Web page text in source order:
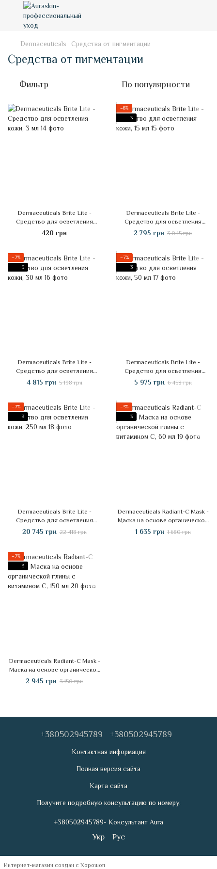
Dermaceuticals Средства от пигментации
Средства от пигментации
Фильтр По популярности
Dermaceuticals Brite Lite -
Средство для осветления
кожи, 3 мл
420 грн
−8%
3
Dermaceuticals Brite Lite -
Средство для осветления
кожи, 15 мл
2 795 грн 3 045 грн
−7%
3
Dermaceuticals Brite Lite -
Средство для осветления
кожи, 30 мл
4 815 грн 5 198 грн
−7%
3
Dermaceuticals Brite Lite -
Средство для осветления
кожи, 50 мл
5 975 грн 6 458 грн
−7%
3
Dermaceuticals Brite Lite -
Средство для осветления
кожи, 250 мл
20 745 грн 22 418 грн
−3%
3
Dermaceuticals Radiant-C Mask -
Маска на основе органической
глины с витамином C, 60 мл
1 635 грн 1 680 грн
−7%
3
Dermaceuticals Radiant-C Mask -
Маска на основе органической
глины с витамином C, 150 мл
2 945 грн 3 150 грн
+380502945789 +380502945789
Контактная информация
Полная версия сайта
Карта сайта
Получите подробную консультацию по номеру:
+380502945789- Консультант Aura
Укр Рус
Интернет-магазин создан с Хорошоп